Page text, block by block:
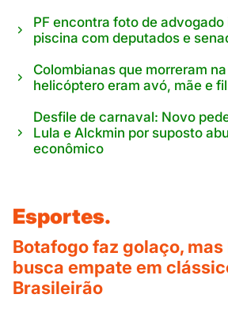
PF encontra foto de
piscina com deputados e
Colombianas que morreram
helicóptero eram avó, mãe e
Desfile de carnaval: Novo
Lula e Alckmin por suposto
econômico
Esportes.
Botafogo faz golaço,
busca empate em
Brasileirão